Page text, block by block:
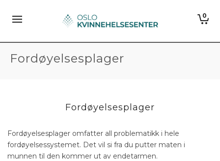
0
Fordøyelsesplager
Fordøyelsesplager
Fordøyelsesplager omfatter all problematikk i hele
fordøyelsessystemet. Det vil si fra du putter maten i
munnen til den kommer ut av endetarmen.